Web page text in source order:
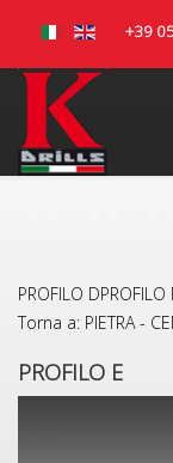
+39
PROFILO DPROFILO
Torna a: PIETRA -
PROFILO E